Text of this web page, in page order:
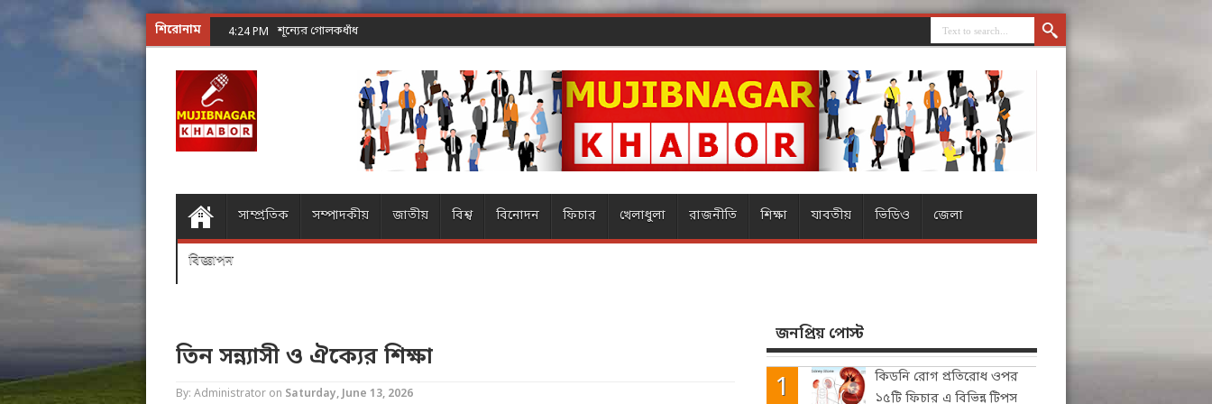
শিরোনাম 4:24 PM শূন্যের গোলকধাঁধা অঙ্ক করার ম্যাজিক
সাম্প্রতিক সম্পাদকীয় জাতীয় বিশ্ব বিনোদন ফিচার খেলাধুলা রাজনীতি শিক্ষা যাবতীয় ভিডিও জেলা
বিজ্ঞাপন
তিন সন্ন্যাসী ও ঐক্যের শিক্ষা
By: Administrator on Saturday, June 13, 2026
জনপ্রিয় পোস্ট
কিডনি রোগ প্রতিরোধ ওপর
১৫টি ফিচার এ বিভিন্ন টিপস